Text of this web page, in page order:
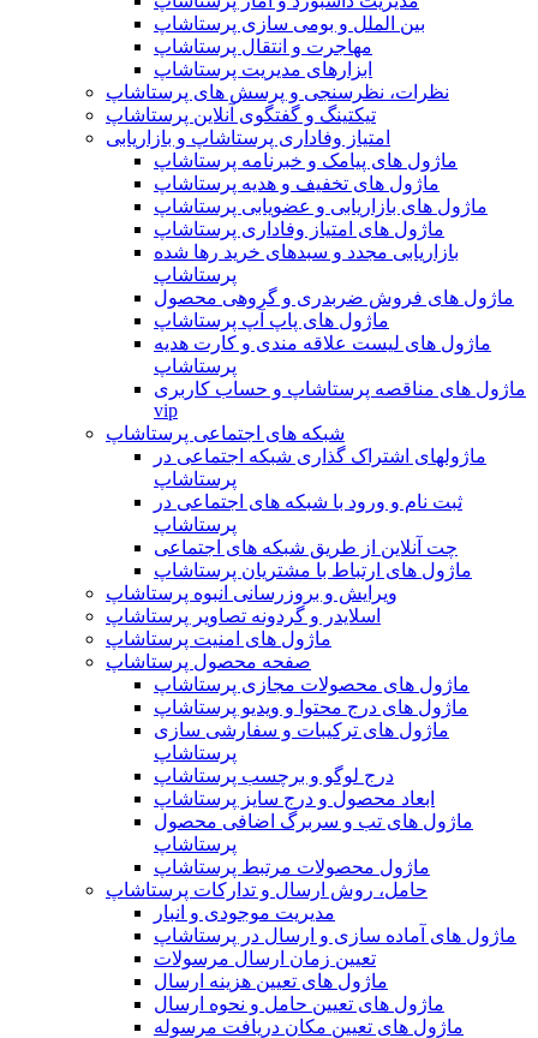
بین الملل و بومی سازی پرستاشاپ
مهاجرت و انتقال پرستاشاپ
ابزارهای مدیریت پرستاشاپ
نظرات، نظرسنجی و پرسش های پرستاشاپ
تیکتینگ و گفتگوی آنلاین پرستاشاپ
امتیاز وفاداری پرستاشاپ و بازاریابی
ماژول های پیامک و خبرنامه پرستاشاپ
ماژول های تخفیف و هدیه پرستاشاپ
ماژول های بازاریابی و عضویابی پرستاشاپ
ماژول های امتیاز وفاداری پرستاشاپ
بازاریابی مجدد و سبدهای خرید رها شده
پرستاشاپ
ماژول های فروش ضربدری و گروهی محصول
ماژول های پاپ آپ پرستاشاپ
ماژول های لیست علاقه مندی و کارت هدیه
پرستاشاپ
ماژول های مناقصه پرستاشاپ و حساب کاربری
vip
شبکه های اجتماعی پرستاشاپ
ماژولهای اشتراک‌ گذاری شبکه اجتماعی در
پرستاشاپ
ثبت نام و ورود با شبکه های اجتماعی در
پرستاشاپ
چت آنلاین از طریق شبکه های اجتماعی
ماژول های ارتباط با مشتریان پرستاشاپ
ویرایش و بروزرسانی انبوه پرستاشاپ
اسلایدر و گردونه تصاویر پرستاشاپ
ماژول های امنیت پرستاشاپ
صفحه محصول پرستاشاپ
ماژول های محصولات مجازی پرستاشاپ
ماژول های درج محتوا و ویدیو پرستاشاپ
ماژول های ترکیبات و سفارشی سازی
پرستاشاپ
درج لوگو و برچسب پرستاشاپ
ابعاد محصول و درج سایز پرستاشاپ
ماژول های تب و سربرگ اضافی محصول
پرستاشاپ
ماژول محصولات مرتبط پرستاشاپ
حامل، روش ارسال و تدارکات پرستاشاپ
مدیریت موجودی و انبار
ماژول های آماده سازی و ارسال در پرستاشاپ
تعیین زمان ارسال مرسولات
ماژول های تعیین هزینه ارسال
ماژول های تعیین حامل و نحوه ارسال
ماژول های تعیین مکان دریافت مرسوله